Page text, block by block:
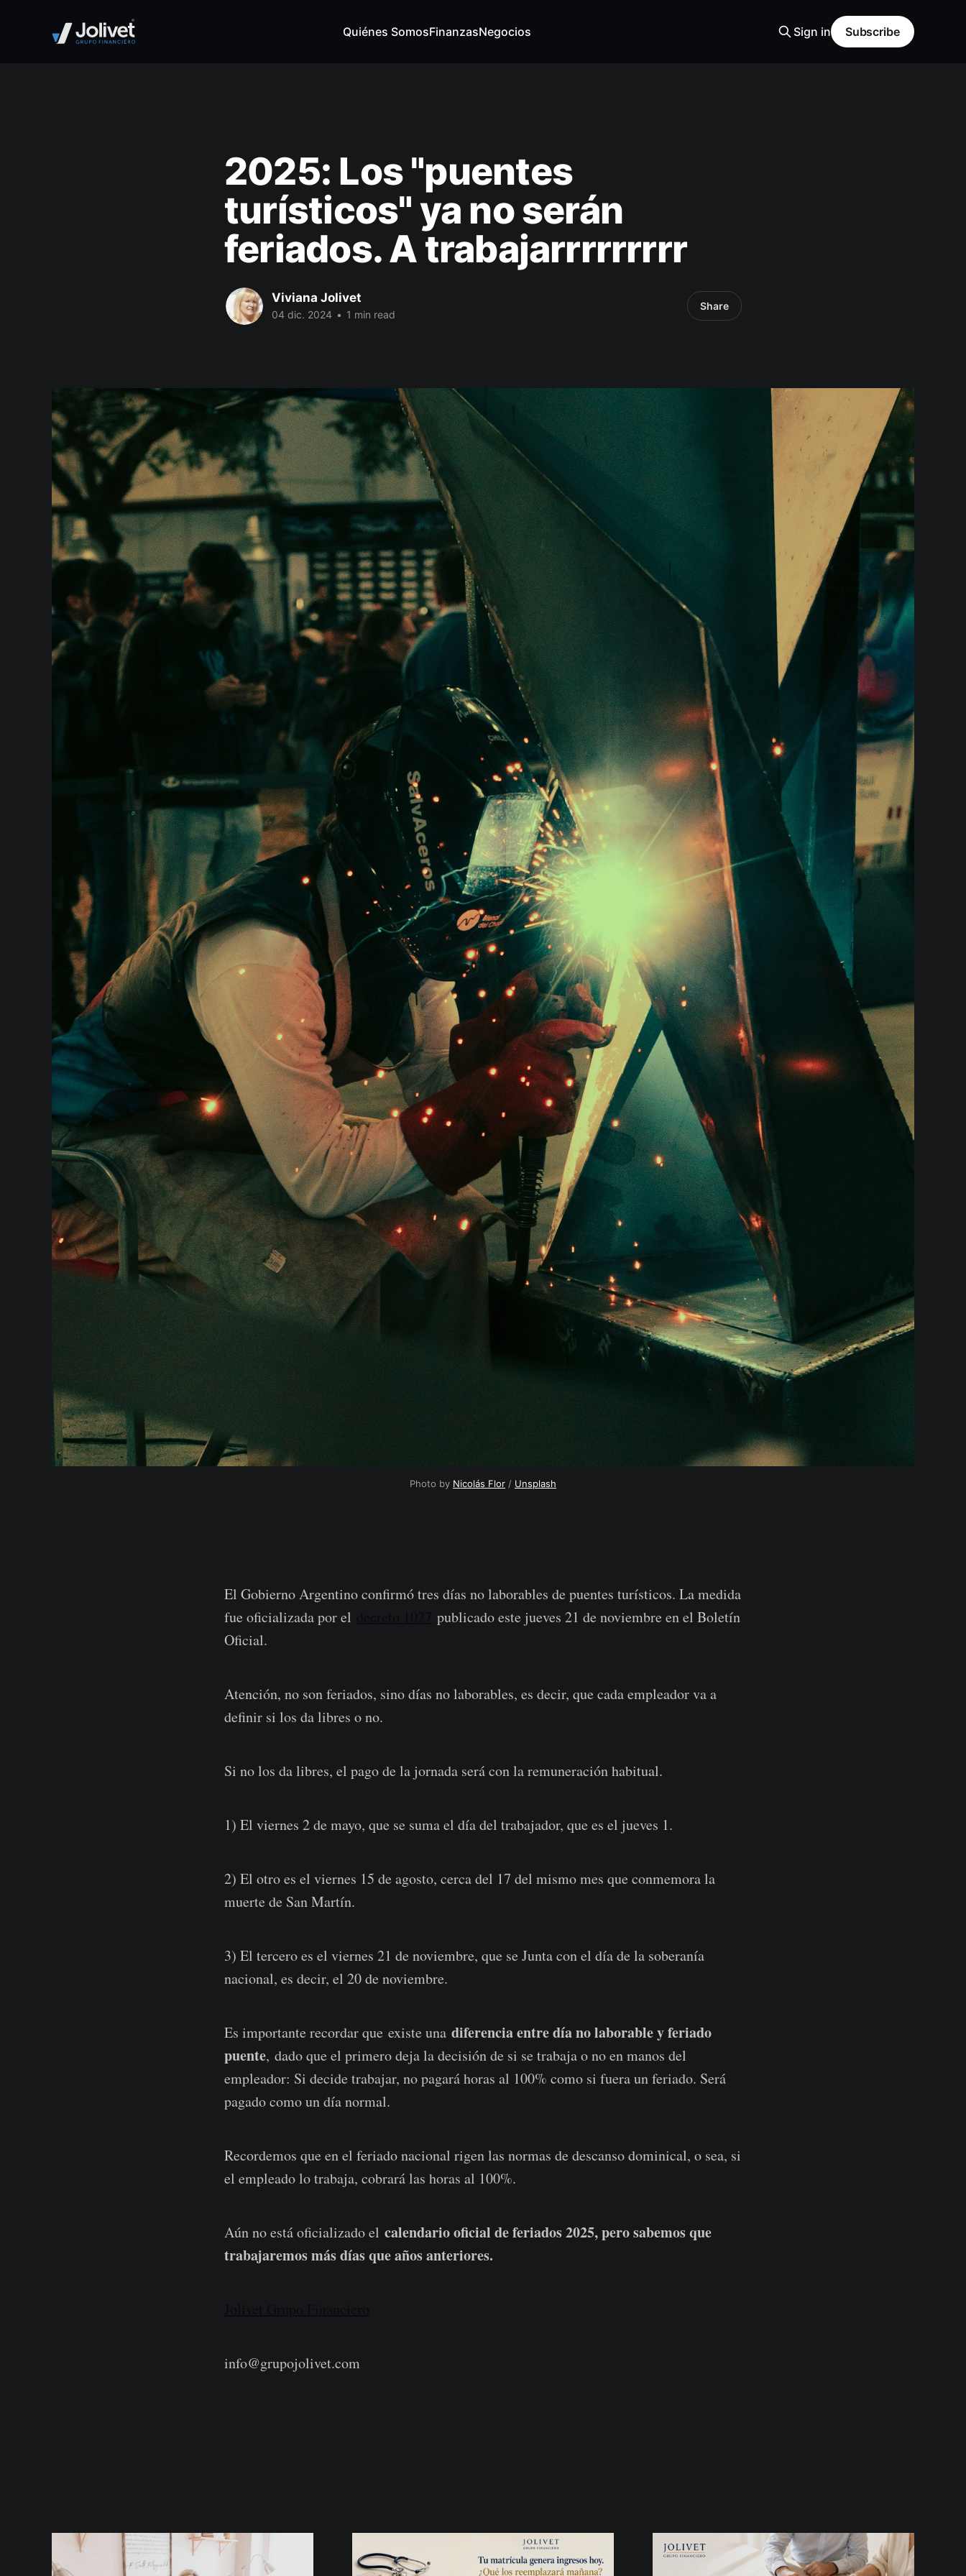
Quiénes SomosFinanzasNegocios Sign in Subscribe
2025: Los "puentes
turísticos" ya no serán
feriados. A trabajarrrrrrrrr
Viviana Jolivet
04 dic. 2024 • 1 min read
Share
Photo by Nicolás Flor / Unsplash
El Gobierno Argentino confirmó tres días no laborables de puentes turísticos. La medida
fue oficializada por el
publicado este jueves 21 de noviembre en el Boletín
Oficial.
Atención, no son feriados, sino días no laborables, es decir, que cada empleador va a
definir si los da libres o no.
Si no los da libres, el pago de la jornada será con la remuneración habitual.
1) El viernes 2 de mayo, que se suma el día del trabajador, que es el jueves 1.
2) El otro es el viernes 15 de agosto, cerca del 17 del mismo mes que conmemora la
muerte de San Martín.
3) El tercero es el viernes 21 de noviembre, que se Junta con el día de la soberanía
nacional, es decir, el 20 de noviembre.
Es importante recordar que existe una diferencia entre día no laborable y feriado
puente, dado que el primero deja la decisión de si se trabaja o no en manos del
empleador: Si decide trabajar, no pagará horas al 100% como si fuera un feriado. Será
pagado como un día normal.
Recordemos que en el feriado nacional rigen las normas de descanso dominical, o sea, si
el empleado lo trabaja, cobrará las horas al 100%.
Aún no está oficializado el calendario oficial de feriados 2025, pero sabemos que
trabajaremos más días que años anteriores.
info@grupojolivet.com